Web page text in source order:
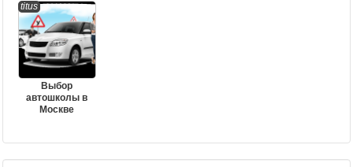
titus
Выбор
автошколы в
Москве